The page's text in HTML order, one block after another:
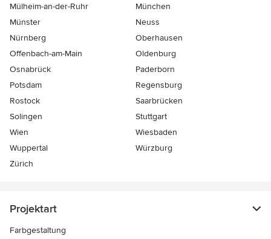
Mülheim-an-der-Ruhr
München
Münster
Neuss
Nürnberg
Oberhausen
Offenbach-am-Main
Oldenburg
Osnabrück
Paderborn
Potsdam
Regensburg
Rostock
Saarbrücken
Solingen
Stuttgart
Wien
Wiesbaden
Wuppertal
Würzburg
Zürich
Projektart
Farbgestaltung